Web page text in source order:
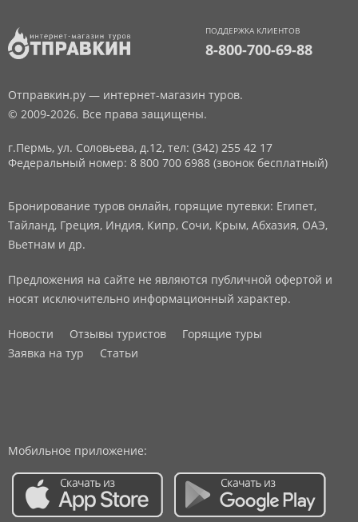
ПОДДЕРЖКА КЛИЕНТОВ
8-800-700-69-88
Отправкин.ру — интернет-магазин туров.
© 2009-2026. Все права защищены.
г.Пермь, ул. Соловьева, д.12, тел: (342) 255 42 17
Федеральный номер: 8 800 700 6988 (звонок бесплатный)
Бронирование туров онлайн, горящие путевки: Египет,
Тайланд, Греция, Индия, Кипр, Сочи, Крым, Абхазия, ОАЭ,
Вьетнам и др.
Предложения на сайте не являются публичной офертой и
носят исключительно информационный характер.
Новости Отзывы туристов
Горящие туры
Заявка на тур
Статьи
Мобильное приложение: